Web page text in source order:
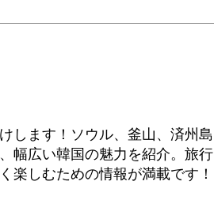
します！ソウル、釜山、済州島
幅広い韓国の魅力を紹介。旅行
楽しむための情報が満載です！